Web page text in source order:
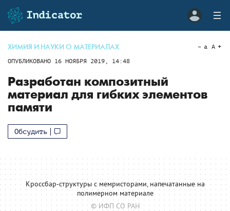
ХИМИЯ И НАУКИ О МАТЕРИАЛАХ
ОПУБЛИКОВАНО 16 НОЯБРЯ 2019, 14:48
a A
Разработан композитный
материал для гибких элементов
памяти
Обсудить
Кроссбар-структуры с мемристорами, напечатанные на
полимерном материале
© ИФП СО РАН